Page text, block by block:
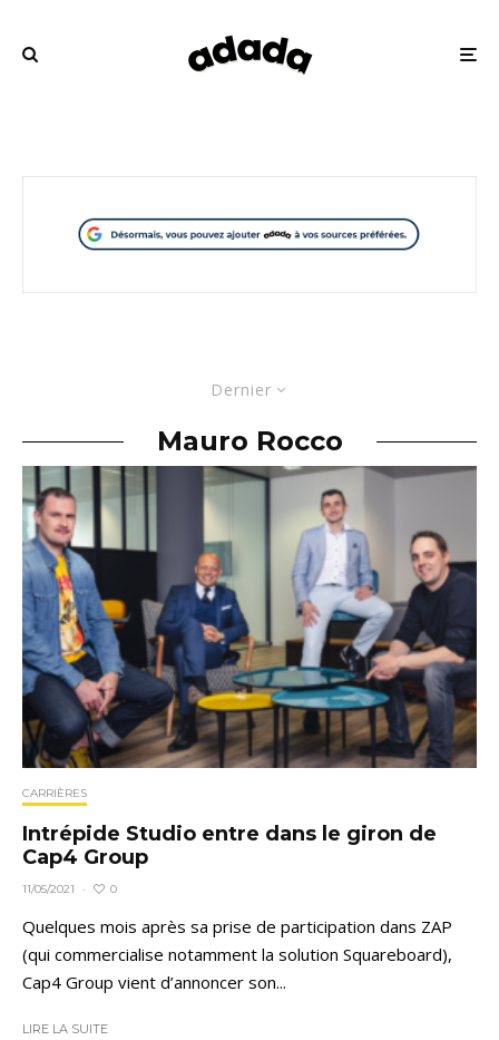
Dernier
Mauro Rocco
CARRIÈRES
Intrépide Studio entre dans le giron de
Cap4 Group
11/05/2021 · 0
Quelques mois après sa prise de participation dans ZAP
(qui commercialise notamment la solution Squareboard),
Cap4 Group vient d’annoncer son...
LIRE LA SUITE